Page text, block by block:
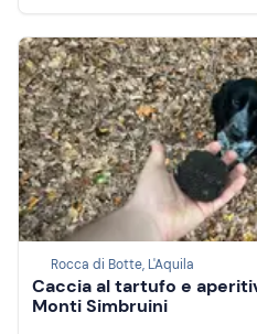
Rocca di Botte, L'Aquila
Caccia al tartufo e
Monti Simbruini